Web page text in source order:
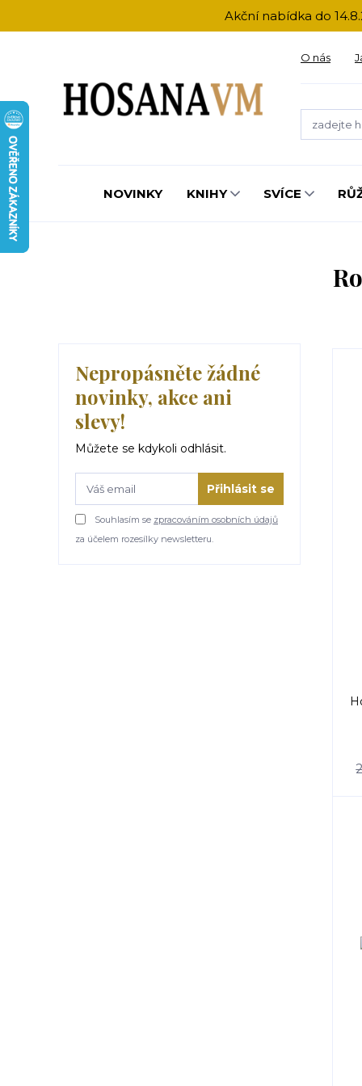
Akční nabídka do
O nás
NOVINKY KNIHY SVÍCE
Nepropásněte žádné
novinky, akce ani
slevy!
Můžete se kdykoli odhlásit.
Přihlásit se
Souhlasím se zpracováním osobních údajů
za účelem rozesílky newsletteru.